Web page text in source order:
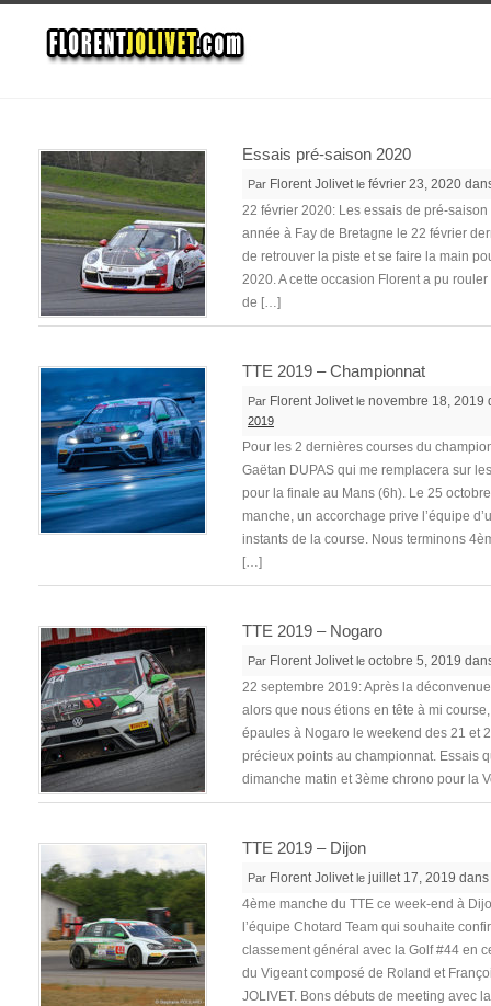
Essais pré-saison 2020
Par Florent Jolivetle février 23, 2020
22 février 2020: Les essais de pré-
année à Fay de Bretagne le 22 février
de retrouver la piste et se faire la main
2020. A cette occasion Florent a pu
de […]
TTE 2019 – Championnat
Par Florent Jolivetle novembre 18, 2019
2019
Pour les 2 dernières courses du
Gaëtan DUPAS qui me remplacera sur
pour la finale au Mans (6h). Le 25
manche, un accorchage prive l’équipe
instants de la course. Nous terminons
[…]
TTE 2019 – Nogaro
Par Florent Jolivetle octobre 5, 2019
22 septembre 2019: Après la
alors que nous étions en tête à mi
épaules à Nogaro le weekend des 21 et
précieux points au championnat. Essais
dimanche matin et 3ème chrono pour la
TTE 2019 – Dijon
Par Florent Jolivetle juillet 17, 2019 dans
4ème manche du TTE ce week-end à
l’équipe Chotard Team qui souhaite
classement général avec la Golf #44 en
du Vigeant composé de Roland et
JOLIVET. Bons débuts de meeting avec